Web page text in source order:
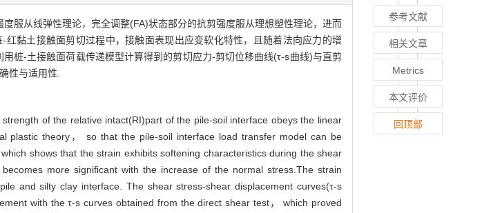
服从线弹性理论，完全调整(FA)状态部分的抗剪强度服从理想塑性理论，进而
黏土接触面剪切过程中，接触面表现出应变软化特性，且随着法向应力的增
桩-土接触面荷载传递模型计算得到的剪切应力-剪切位移曲线(τ-s曲线)与直剪
性与适用性.
of the relative intact(RI)part of the pile-soil interface obeys the linear
plastic theory， so that the pile-soil interface load transfer model can be
shows that the strain exhibits softening characteristics during the shear
more significant with the increase of the normal stress.The strain
and silty clay interface. The shear stress-shear displacement curves(τ-s
with the τ-s curves obtained from the direct shear test， which proved
参考文献
相关文章
Metrics
本文评价
回顶部